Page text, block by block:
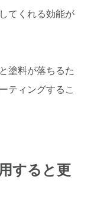
てくれる効能が
塗料が落ちるた
ティングするこ
すると更